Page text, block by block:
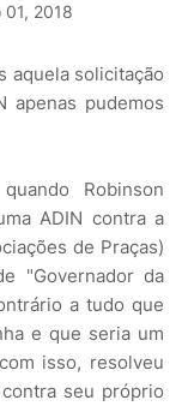
01, 2018
aquela solicitação
apenas pudemos
Robinson
ADIN contra a
de Praças)
"Governador da
a tudo que
e que seria um
isso, resolveu
seu próprio